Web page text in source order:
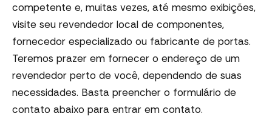
competente e, muitas vezes, até mesmo exibições,
visite seu revendedor local de componentes,
fornecedor especializado ou fabricante de portas.
Teremos prazer em fornecer o endereço de um
revendedor perto de você, dependendo de suas
necessidades. Basta preencher o formulário de
contato abaixo para entrar em contato.